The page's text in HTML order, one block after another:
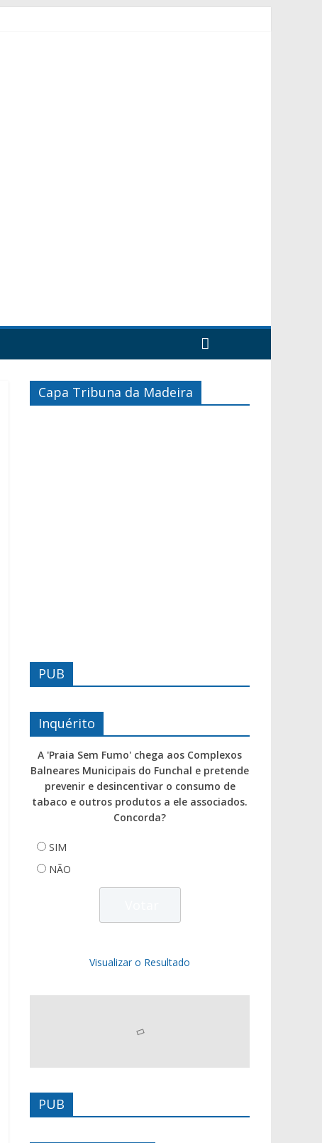
Capa Tribuna da Madeira
PUB
Inquérito
A 'Praia Sem Fumo' chega aos Complexos
Balneares Municipais do Funchal e pretende
prevenir e desincentivar o consumo de
tabaco e outros produtos a ele associados.
Concorda?
SIM
NÃO
Visualizar o Resultado
PUB